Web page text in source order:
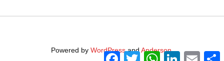
Powered by WordPressandAnderson.
Facebook
TwitterWhatsAppLinkedInEmail